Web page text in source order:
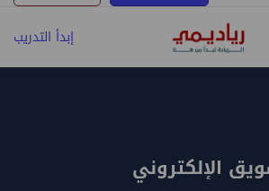
إبدأ التدريب
الإلكتروني